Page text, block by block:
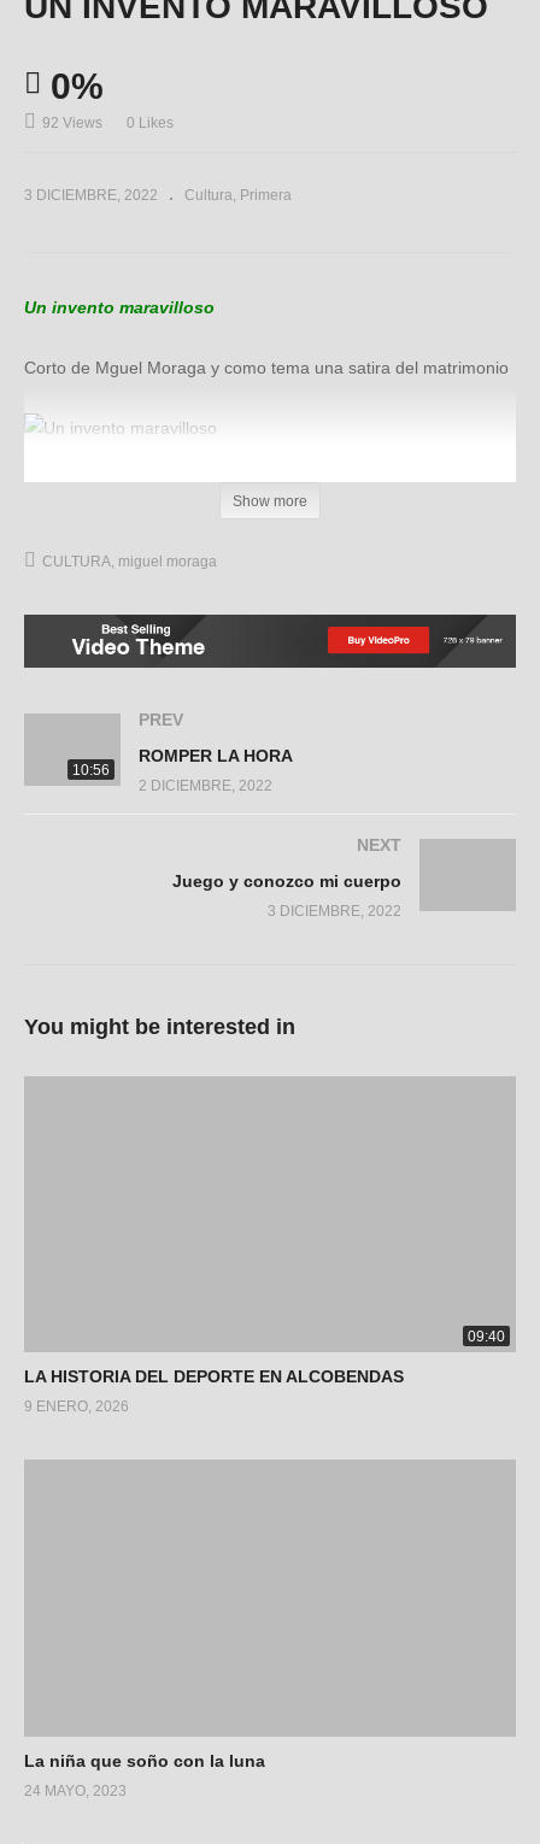
0%
92 Views 0 Likes
3 DICIEMBRE, 2022 Cultura Primera
Un invento maravilloso
Corto de Mguel Moraga y como tema una satira del matrimonio
Show more
CULTURA miguel moraga
10:56
PREV
ROMPER LA HORA
2 DICIEMBRE, 2022
NEXT
Juego y conozco mi cuerpo
3 DICIEMBRE, 2022
You might be interested in
09:40
LA HISTORIA DEL DEPORTE EN ALCOBENDAS
9 ENERO, 2026
La niña que soño con la luna
24 MAYO, 2023